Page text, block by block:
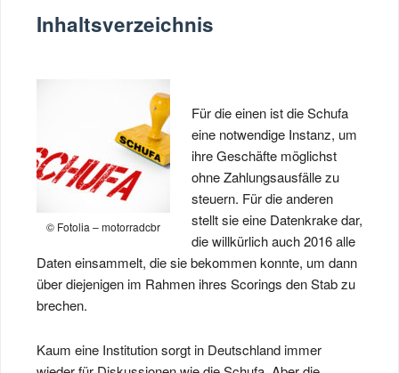
Inhaltsverzeichnis
© Fotolia – motorradcbr
Für die einen ist die Schufa
eine notwendige Instanz, um
ihre Geschäfte möglichst
ohne Zahlungsausfälle zu
steuern. Für die anderen
stellt sie eine Datenkrake dar,
die willkürlich auch 2016 alle
Daten einsammelt, die sie bekommen konnte, um dann
über diejenigen im Rahmen ihres Scorings den Stab zu
brechen.
Kaum eine Institution sorgt in Deutschland immer